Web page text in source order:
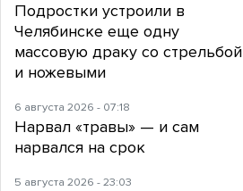
Подростки устроили в
Челябинске еще одну
массовую драку со стрельбой
и ножевыми
6 августа 2026 - 07:18
Нарвал «травы» — и сам
нарвался на срок
5 августа 2026 - 23:03